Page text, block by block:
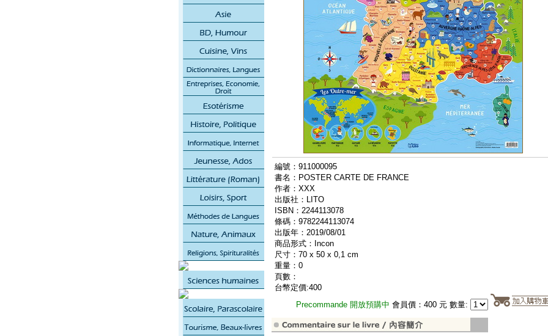
編號：911000095
書名：POSTER CARTE DE FRANCE
作者：XXX
出版社：LITO
ISBN：2244113078
條碼：9782244113074
出版年：2019/08/01
商品形式：Incon
尺寸：70 x 50 x 0,1 cm
重量：0
頁數：
台幣定價:400
Precommande 開放預購中 會員價：400 元 數量: